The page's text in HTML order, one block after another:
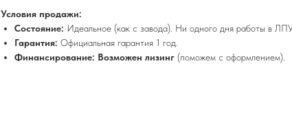
Условия продажи:
Состояние: Идеальное (как с завода). Ни одного дня работы в
Гарантия: Официальная гарантия 1 год.
Финансирование: Возможен лизинг (поможем с оформлением).